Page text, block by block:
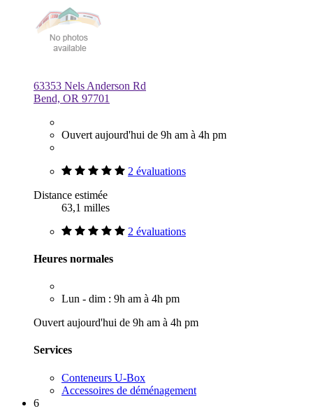
63353 Nels Anderson Rd
Bend, OR 97701
Ouvert aujourd'hui de 9h am à 4h pm
2 évaluations
Distance estimée
63,1 milles
2 évaluations
Heures normales
Lun - dim : 9h am à 4h pm
Ouvert aujourd'hui de 9h am à 4h pm
Services
Conteneurs U-Box
Accessoires de déménagement
6